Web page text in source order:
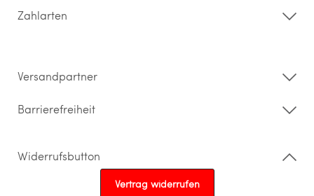
Widerrufsrecht & Rückgabebedingungen
Zahlarten
Versandpartner
Barrierefreiheit
Widerrufsbutton
Vertrag widerrufen